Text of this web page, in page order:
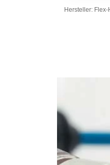
Hersteller: